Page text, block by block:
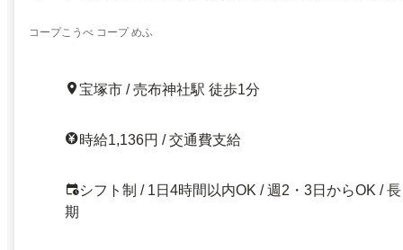
コープこうべ コープ めふ
宝塚市 / 売布神社駅 徒歩1分
時給1,136円 / 交通費支給
シフト制 / 1日4時間以内OK / 週2・3日からOK / 長
期